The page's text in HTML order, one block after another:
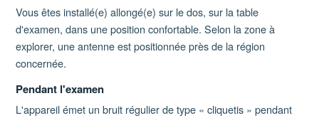
Vous êtes installé(e) allongé(e) sur le dos, sur la table
d'examen, dans une position confortable. Selon la zone à
explorer, une antenne est positionnée près de la région
concernée.
Pendant l'examen
L'appareil émet un bruit régulier de type « cliquetis » pendant